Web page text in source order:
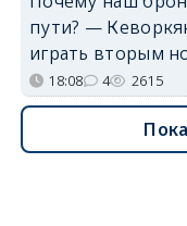
пути? —
играть вторым
18:08 4 2615